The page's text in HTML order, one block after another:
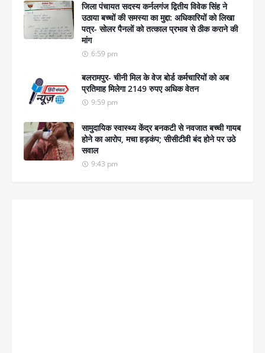
जिला पंचायत सदस्य कर्नलगंज द्वितीय विवेक सिंह ने
उठाया बच्चों की समस्या का मुद्दा: अधिकारियों को लिखा
पत्र- सोलर पैनलों को तत्काल प्रभाव से ठीक कराने की
मांग
6:59 pm
बलरामपुर- चीनी मिल के वेज बोर्ड कर्मचारियों को अब
प्रतिमाह मिलेगा 2149 रुपए अधिक वेतन
9:59 pm
सामुदायिक स्वास्थ्य केंद्र बनकटी से नवजात बच्ची गायब
होने का आरोप, मचा हड़कंप; सीसीटीवी बंद होने पर उठे
सवाल
9:43 pm